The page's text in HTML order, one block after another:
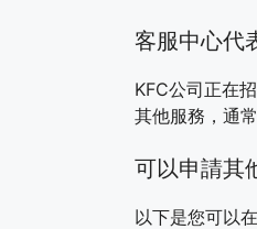
客服中心代
KFC公司正在
其他服務，通
可以申請其
以下是您可以